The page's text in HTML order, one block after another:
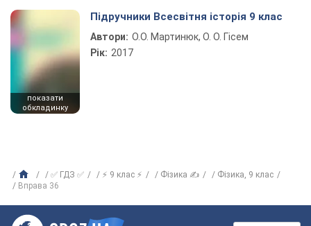
показати
обкладинку
Підручники Всесвітня історія 9 клас
Автори: О.О. Мартинюк, О. О. Гісем
Рік: 2017
✅ ГДЗ ✅ ⚡ 9 клас ⚡ Фізика ✍
Фiзика, 9 клас
Вправа 36